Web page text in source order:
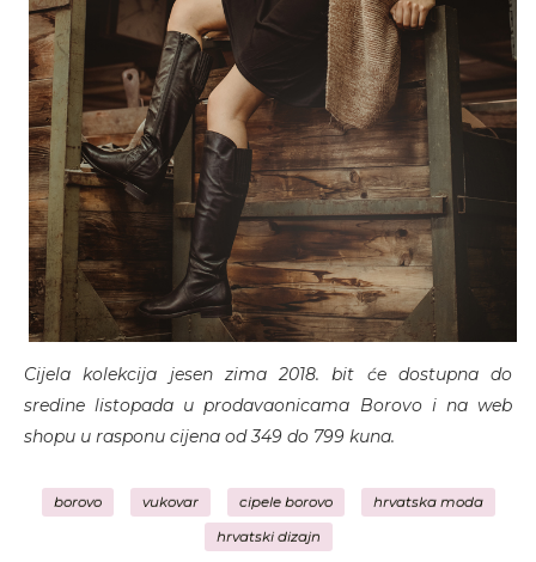
Cijela kolekcija jesen zima 2018. bit će dostupna do
sredine listopada u prodavaonicama Borovo i na web
shopu u rasponu cijena od 349 do 799 kuna.
borovo vukovar cipele borovo hrvatska moda
hrvatski dizajn